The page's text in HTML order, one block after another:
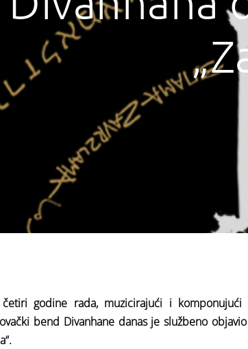
godine rada, muzicirajući i
bend Divanhane danas je službeno